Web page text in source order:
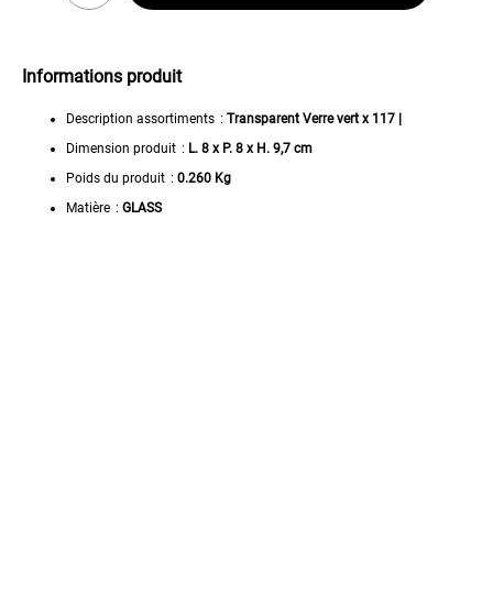
Informations produit
Description assortiments : Transparent Verre vert x 117 |
Dimension produit : L. 8 x P. 8 x H. 9,7 cm
Poids du produit : 0.260 Kg
Matière : GLASS